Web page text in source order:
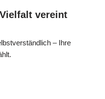
vereint
– Ihre